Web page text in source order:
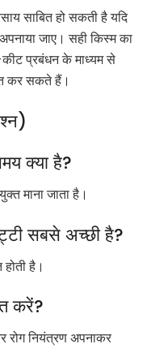
साबित हो सकती है यदि
जाए। सही किस्म का
प्रबंधन के माध्यम से
कर सकते हैं।
क्या है?
माना जाता है।
सबसे अच्छी है?
है।
करें?
रोग नियंत्रण अपनाकर